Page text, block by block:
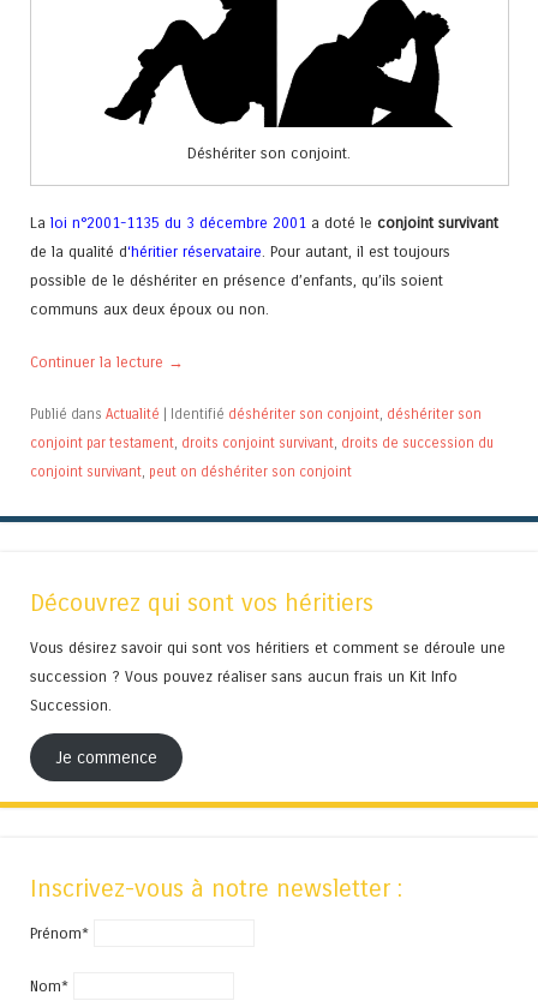
Déshériter son conjoint.
La loi n°2001-1135 du 3 décembre 2001 a doté le conjoint survivant
de la qualité d‘héritier réservataire. Pour autant, il est toujours
possible de le déshériter en présence d’enfants, qu’ils soient
communs aux deux époux ou non.
Continuer la lecture →
Publié dans Actualité | Identifié déshériter son conjoint déshériter son
conjoint par testament droits conjoint survivant droits de succession du
conjoint survivant peut on déshériter son conjoint
Découvrez qui sont vos héritiers
Vous désirez savoir qui sont vos héritiers et comment se déroule une
succession ? Vous pouvez réaliser sans aucun frais un Kit Info
Succession.
Je commence
Inscrivez-vous à notre newsletter :
Prénom*
Nom*